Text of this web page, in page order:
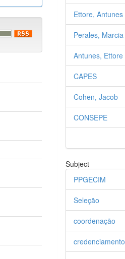
Ettore, Antunes
Perales, Marcia
Antunes, Ettore
CAPES
Cohen, Jacob
CONSEPE
Subject
PPGECIM
Seleção
coordenação
credenciamento